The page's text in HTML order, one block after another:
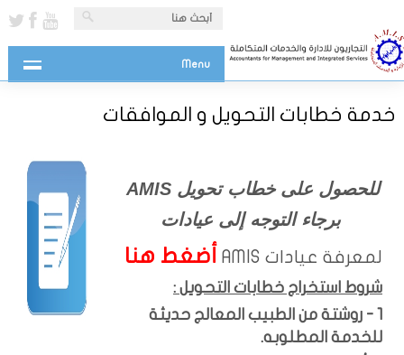
Menu
خدمة خطابات التحويل و الموافقات
AMIS للحصول على خطاب تحويل
برجاء التوجه إلى عيادات
لمعرفة عيادات AMIS أضغط هنا
شروط استخراج خطابات التحويل :
1 - روشتة من الطبيب المعالج حديثة
للخدمة المطلوبه.